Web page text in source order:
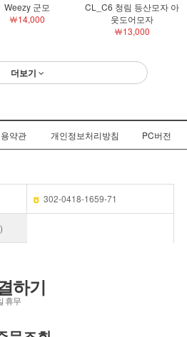
Weezy 군모
￦14,000
CL_C6 청림 등산모자 아
웃도어모자
￦13,000
더보기
약관 개인정보처리방침 PC버전
302-0418-1659-71
하기
휴무